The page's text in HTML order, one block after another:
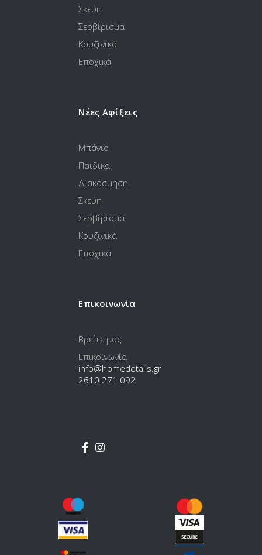
Σκεύη
Σερβίρισμα
Κουζινικά
Εποχικά
Νέες Αφίξεις
Μπάνιο
Παιδικά
Διακόσμηση
Σκεύη
Σερβίρισμα
Κουζινικά
Εποχικά
Επικοινωνία
Βρείτε μας
Επικοινωνία
info@homedetails.gr
2610 271 092